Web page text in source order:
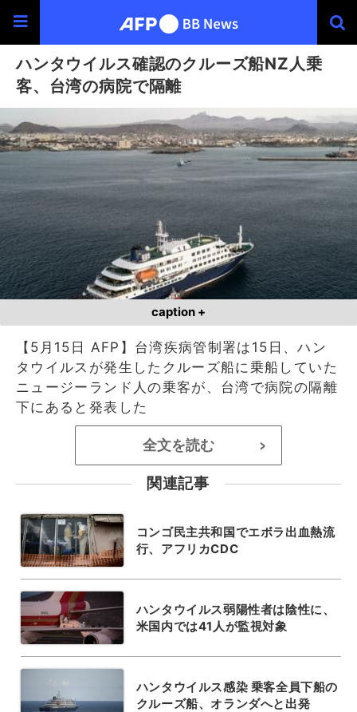
ハンタウイルス確認のクルーズ船NZ人乗
客、台湾の病院で隔離
caption +
【5月15日 AFP】台湾疾病管制署は15日、ハン
タウイルスが発生したクルーズ船に乗船していた
ニュージーランド人の乗客が、台湾で病院の隔離
下にあると発表した
全文を読む >
関連記事
コンゴ民主共和国でエボラ出血熱流
行、アフリカCDC
ハンタウイルス弱陽性者は陰性に、
米国内では41人が監視対象
ハンタウイルス感染 乗客全員下船の
クルーズ船、オランダへと出発